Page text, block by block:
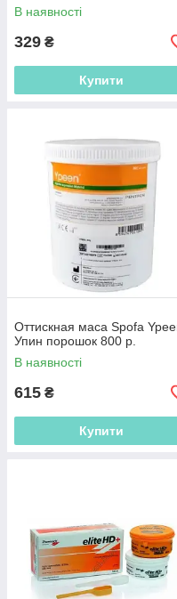
В наявності
329 ₴
Купити
Оттискная маса Spofa
Упин порошок 800 р.
В наявності
615 ₴
Купити